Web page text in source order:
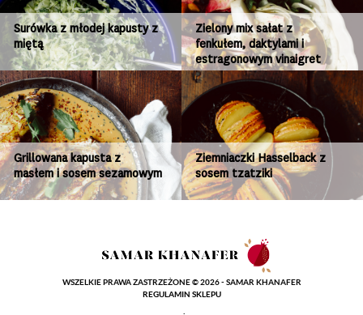
Surówka z młodej kapusty z
miętą
Zielony mix sałat z
fenkułem, daktylami i
estragonowym vinaigret
Grillowana kapusta z
masłem i sosem sezamowym
Ziemniaczki Hasselback z
sosem tzatziki
WSZELKIE PRAWA ZASTRZEŻONE © 2026 - SAMAR KHANAFER
REGULAMIN SKLEPU